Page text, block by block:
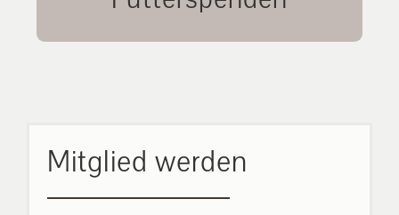
unsere Eichhörnchen.
Mitglied werden